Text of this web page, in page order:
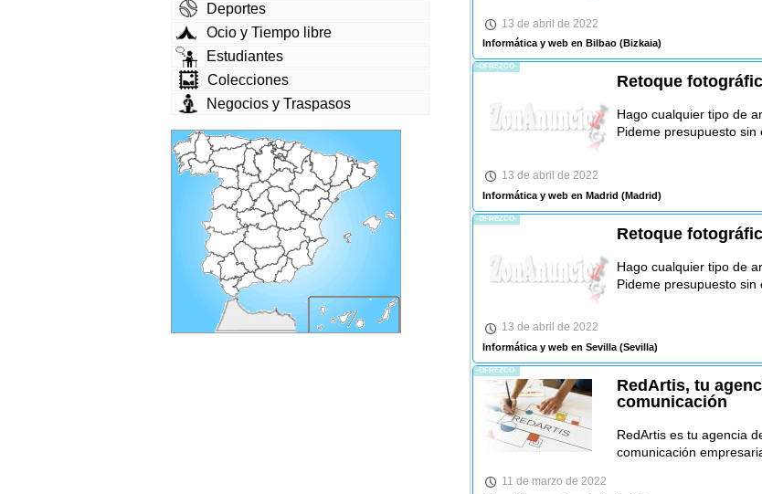
Deportes
Ocio y Tiempo libre
Estudiantes
Colecciones
Negocios y Traspasos
13 de abril de 2022
Informática y web en Bilbao(Bizkaia)
-OFREZCO-
Retoque
Hago cualquier tipo de
Pideme presupuesto
13 de abril de 2022
Informática y web en Madrid (Madrid)
-OFREZCO-
Retoque
Hago cualquier tipo de
Pideme presupuesto
13 de abril de 2022
Informática y web en Sevilla(Sevilla)
-OFREZCO-
RedArtis, tu
comunicación
RedArtis es tu agencia
comunicación
11 de marzo de 2022